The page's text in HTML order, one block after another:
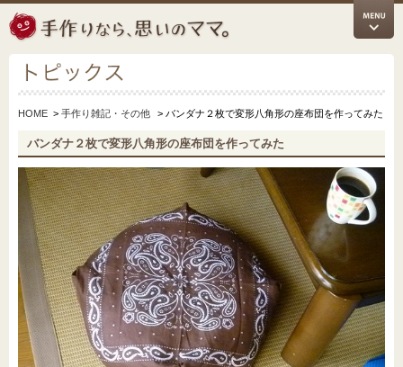
HOME > 手作り雑記・その他 > バンダナ２枚で変形八角形の座布団を作ってみた
バンダナ２枚で変形八角形の座布団を作ってみた